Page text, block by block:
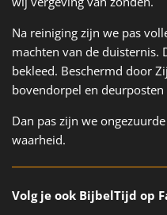
Na reiniging zijn we pas
machten van de duisternis.
bekleed. Beschermd door
bovendorpel en
Dan pas zijn we
waarheid.
Volg je ook BijbelTijd op